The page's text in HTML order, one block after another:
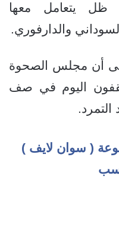
ظل يتعامل معها
والدارفوري.
على أن مجلس الصحوة
اليوم في صف
( سوان لايف )